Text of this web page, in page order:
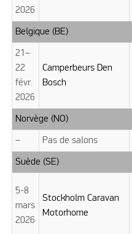
2026
Belgique (BE)
21–
22
févr.
2026
Camperbeurs Den
Bosch
Norvège (NO)
– Pas de salons
Suède (SE)
5-8
mars
2026
Stockholm Caravan
Motorhome